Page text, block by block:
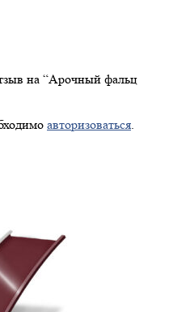
на “Арочный фальц
авторизоваться.